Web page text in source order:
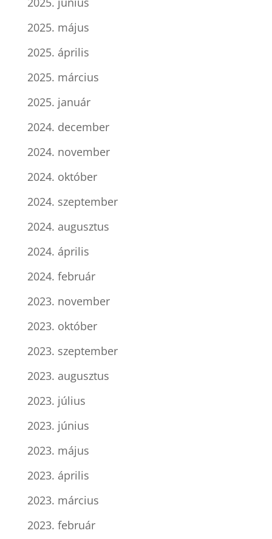
2025. május
2025. április
2025. március
2025. január
2024. december
2024. november
2024. október
2024. szeptember
2024. augusztus
2024. április
2024. február
2023. november
2023. október
2023. szeptember
2023. augusztus
2023. július
2023. június
2023. május
2023. április
2023. március
2023. február